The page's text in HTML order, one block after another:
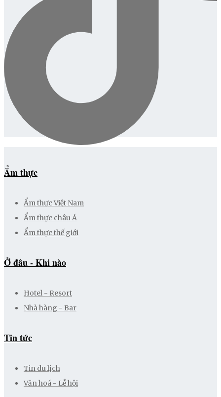
Ẩm thực
Ẩm thực Việt Nam
Ẩm thực châu Á
Ẩm thực thế giới
Ở đâu - Khi nào
Hotel - Resort
Nhà hàng - Bar
Tin tức
Tin du lịch
Văn hoá - Lễ hội